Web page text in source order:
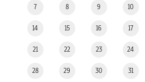
7 8 9 10
14 15 16 17
21 22 23 24
28 29 30 31